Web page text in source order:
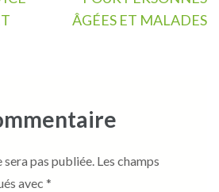
ÂGÉES ET MALADES
pas publiée. Les champs
avec *